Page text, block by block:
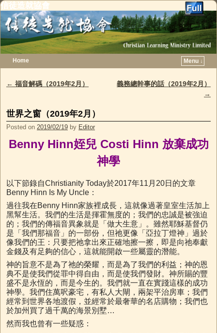
信徒造就協會
Home
Menu ↓
Post navigation
← 福音解碼（2019年2月）
義務總幹事的話（2019年2月）
→
世界之窗（2019年2月）
Posted on 2019/02/19 by Editor
Benny Hinn姪兒Costi Hinn 放棄成功
神學
以下節錄自Christianity Today於2017年11月20日的文章
Benny Hinn Is My Uncle：
過往我在Benny Hinn家族裡成長，這就像過著皇室生活加上
黑幫生活。我們的生活是揮霍無度的；我們的忠誠是被強迫
的；我們的傳福音異象就是「做大生意」。雖然耶穌基督仍
是「我們那福音」的一部份，但祂更像「亞拉丁燈神」過於
像我們的王：只要把祂拿出來正確地擦一擦，即是向祂奉獻
金錢及有足夠的信心，這就能開啟一些屬靈的潛能。
神的旨意不是為了祂的榮耀，而是為了我們的利益；神的恩
典不是使我們從罪中得自由，而是使我們發財。神所賜的豐
盛不是永恆的，而是今生的。我們就一直在實踐這樣的成功
神學。我們住萬呎豪宅，有私人大閘，兩架平治房車；我們
經常到世界各地渡假，並經常於最奢華的名店購物；我們也
於加州買了過千萬的海景別墅…
然而我也曾有一些疑惑：